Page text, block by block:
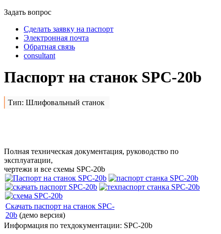
Задать вопрос
Сделать заявку на паспорт
Электронная почта
Обратная связь
consultant
Паспорт на станок SPC-20b
Тип: Шлифовальный станок
Полная техническая документация, руководство по
эксплуатации,
чертежи и все схемы SPC-20b
Скачать паспорт на станок SPC-
20b (демо версия)
Информация по техдокументации: SPC-20b